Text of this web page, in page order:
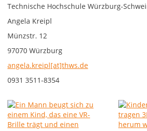
Technische Hochschule Würzburg-
Angela Kreipl
Münzstr. 12
97070 Würzburg
angela.kreipl[at]thws.de
0931 3511-8354